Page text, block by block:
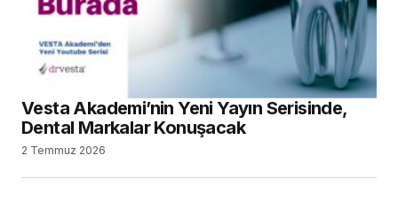
Vesta Akademi’nin Yeni Yayın Serisinde,
Dental Markalar Konuşacak
2 Temmuz 2026